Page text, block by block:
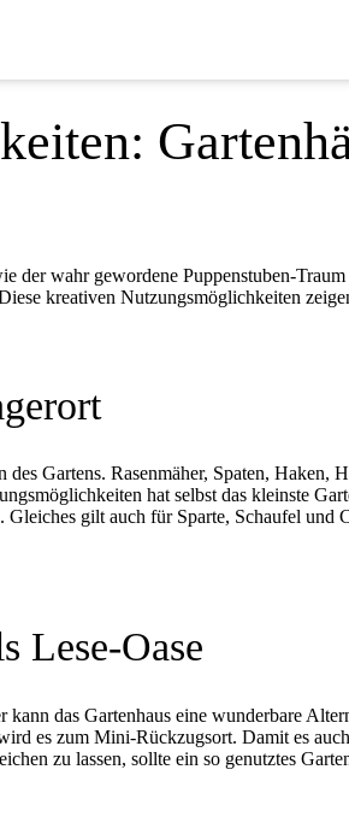
der wahr gewordene Puppenstuben-
kreativen Nutzungsmöglichkeiten
Gartens. Rasenmäher, Spaten, Haken,
hat selbst das kleinste
gilt auch für Sparte, Schaufel
Lese-Oase
das Gartenhaus eine wunderbare
es zum Mini-Rückzugsort. Damit es
zu lassen, sollte ein so genutztes